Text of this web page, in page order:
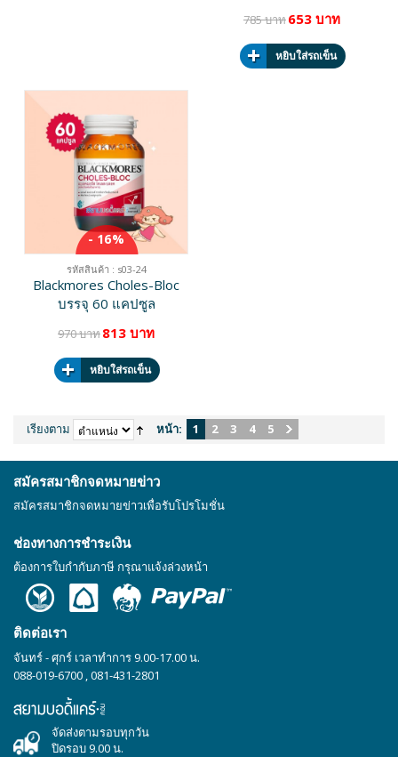
785 บาท653 บาท
หยิบใส่รถเข็น
- 16%
รหัสสินค้า : s03-24
Blackmores Choles-Bloc
บรรจุ 60 แคปซูล
970 บาท813 บาท
หยิบใส่รถเข็น
เรียงตาม หน้า: 1 2 3 4 5
สมัครสมาชิกจดหมายข่าว
สมัครสมาชิกจดหมายข่าวเพื่อรับโปรโมชั่น
ช่องทางการชำระเงิน
ต้องการใบกำกับภาษี กรุณาแจ้งล่วงหน้า
ติดต่อเรา
จันทร์ - ศุกร์ เวลาทำการ 9.00-17.00 น.
088-019-6700 ,081-431-2801
จัดส่งตามรอบทุกวัน
ปิดรอบ 9.00 น.